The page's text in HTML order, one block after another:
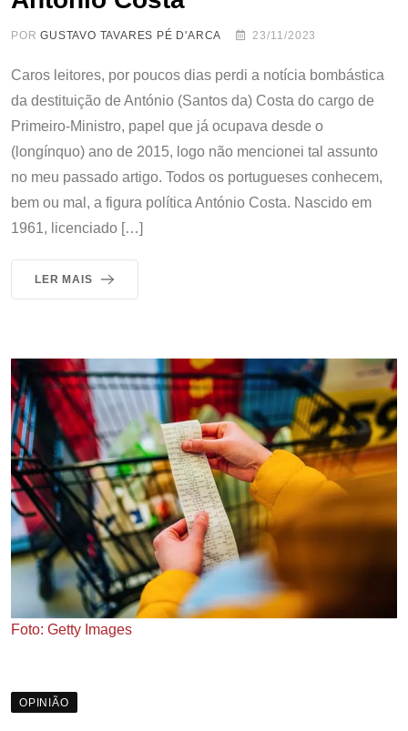
PORGUSTAVO TAVARES PÉ D'ARCA 23/11/2023
Caros leitores, por poucos dias perdi a notícia bombástica
da destituição de António (Santos da) Costa do cargo de
Primeiro-Ministro, papel que já ocupava desde o
(longínquo) ano de 2015, logo não mencionei tal assunto
no meu passado artigo. Todos os portugueses conhecem,
bem ou mal, a figura política António Costa. Nascido em
1961, licenciado […]
LER MAIS
Foto: Getty Images
OPINIÃO